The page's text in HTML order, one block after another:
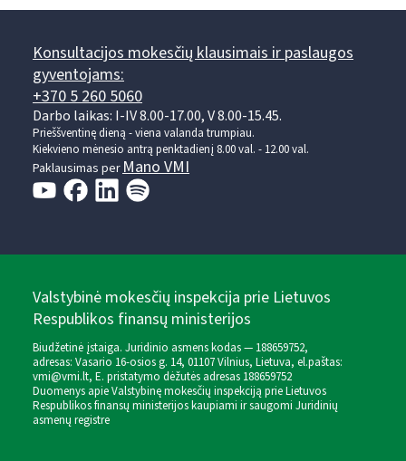
Konsultacijos mokesčių klausimais ir paslaugos
gyventojams:
+370 5 260 5060
Darbo laikas: I-IV 8.00-17.00, V 8.00-15.45.
Prieššventinę dieną - viena valanda trumpiau.
Kiekvieno mėnesio antrą penktadienį 8.00 val. - 12.00 val.
Paklausimas perMano VMI
Valstybinė mokesčių inspekcija prie Lietuvos
Respublikos finansų ministerijos
Biudžetinė įstaiga. Juridinio asmens kodas — 188659752,
adresas: Vasario 16-osios g. 14, 01107 Vilnius, Lietuva, el.paštas:
vmi@vmi.lt, E. pristatymo dėžutės adresas 188659752
Duomenys apie Valstybinę mokesčių inspekciją prie Lietuvos
Respublikos finansų ministerijos kaupiami ir saugomi Juridinių
asmenų registre